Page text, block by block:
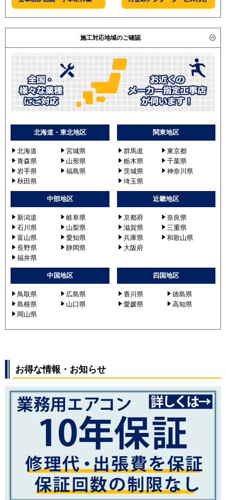
施工対応地域のご確認
北海道・東北地区
北海道
宮城県
青森県
山形県
岩手県
福島県
秋田県
関東地区
群馬道
東京都
栃木県
千葉県
茨城県
神奈川県
埼玉県
中部地区
新潟道
岐阜県
石川県
山梨県
富山県
愛知県
長野県
静岡県
福井県
近畿地区
京都府
奈良県
滋賀県
三重県
兵庫県
和歌山県
大阪府
中国地区
鳥取県
広島県
島根県
山口県
岡山県
四国地区
香川県
徳島県
愛媛県
高知県
お得な情報・お知らせ